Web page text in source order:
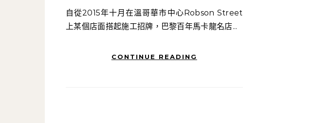
自從2015年十月在溫哥華市中心Robson Street
上某個店面搭起施工招牌，巴黎百年馬卡龍名店...
CONTINUE READING